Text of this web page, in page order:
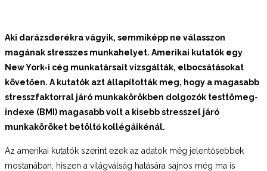
Aki darázsderékra vágyik, semmiképp ne válasszon
magának stresszes munkahelyet. Amerikai kutatók egy
New York-i cég munkatársait vizsgálták, elbocsátásokat
követően. A kutatók azt állapították meg, hogy a magasabb
stresszfaktorral járó munkakörökben dolgozók testtömeg-
indexe (BMI) magasabb volt a kisebb stresszel járó
munkaköröket betöltő kollégáikénál.
Az amerikai kutatók szerint ezek az adatok még jelentősebbek
mostanában, hiszen a világválság hatására sajnos még ma is